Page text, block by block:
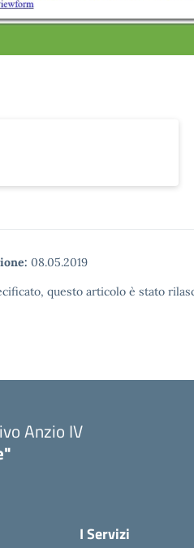
08.05.2019
questo articolo è stato
Anzio IV
I Servizi